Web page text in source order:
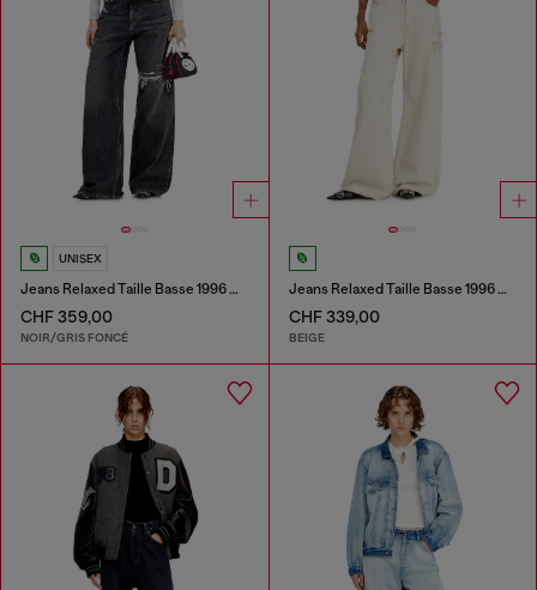
UNISEX
Jeans Relaxed Taille Basse 1996 D-Sire
CHF 359,00
NOIR/GRIS FONCÉ
Jeans Relaxed Taille Basse 1996 D-Sire
CHF 339,00
BEIGE